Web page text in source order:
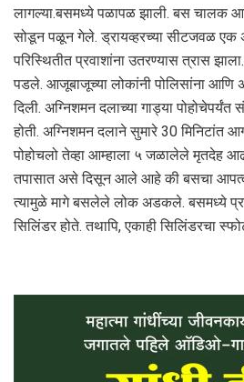
लागल्या.बसमध्ये पळापळ झाली. बस चालक
सोडून पळून गेले. ड्रायव्हरच्या सीटजवळ एक
परिस्थितीत प्रवाशांना उतरण्यास त्रास
पडले. आजूबाजूच्या लोकांनी पोलिसांना आणि
दिली. अग्निशमन दलाच्या गाड्या
होती. अग्निशमन दलाने सुमारे 30 मिनिटांत
पोहोचलो तेव्हा आम्हाला ५ जळालेले मृतदेह
तपासात असे दिसून आले आहे की बसचा
त्यामुळे मागे बसलेले लोक अडकले. बसमध्ये
सिलिंडर होते. तथापि, एकाही सिलिंडरचा